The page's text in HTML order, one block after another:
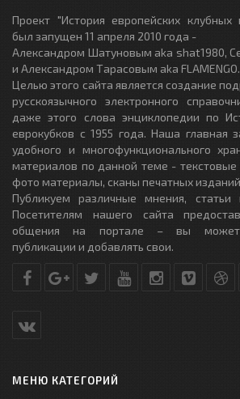
Проект "История европейских клубных
был запущен 11 апреля 2010 года -
Александром Шатуновым aka shat1980,
и Александром Тарасовым aka FLAMENGO.
Целью этого сайта является создание
русскоязычного электронного
даже этого слова энциклопедии по
еврокубков с 1955 года. Наша главная
удобного и многофункционального
материалов по данной теме -
фото материалы, сканы печатных
Публикуем различные мнения, статьи
Посетителям нашего сайта
общения на портале – вы можете
публикации и добавлять свои.
МЕНЮ КАТЕГОРИЙ